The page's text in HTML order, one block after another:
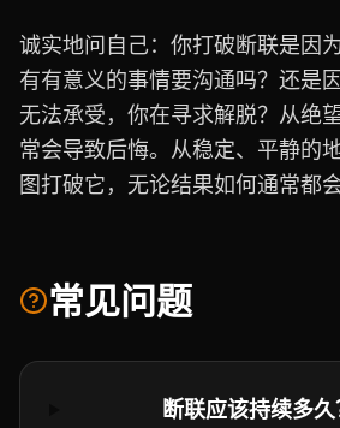
诚实地问自己：你打破断联是因
有有意义的事情要沟通吗？还是
无法承受，你在寻求解脱？从绝
常会导致后悔。从稳定、平静的
图打破它，无论结果如何通常都会
常见问题
断联应该持续多久